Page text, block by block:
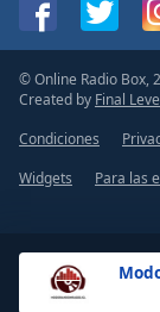
© Online Radio Box,
Created by Final
Condiciones
Widgets
Para las